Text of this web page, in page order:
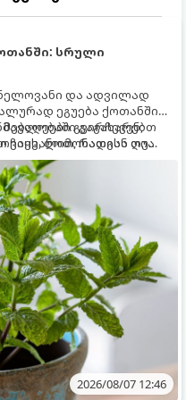
სრული
და ადვილად
ეგუება ქოთანში
გვირჩევენ,
რადგან ღია
ფესვებით ძალიან
ავიწროებს.
გაგახარებთ
ლიმონათისა თუ
2026/08/07 12:46